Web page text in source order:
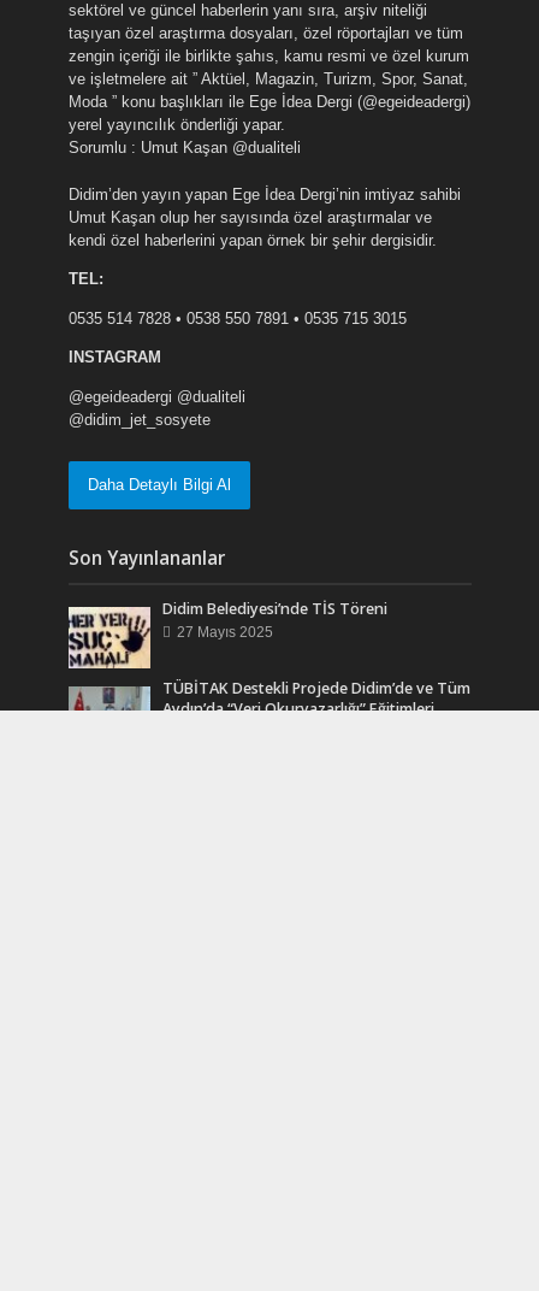
sektörel ve güncel haberlerin yanı sıra, arşiv niteliği
taşıyan özel araştırma dosyaları, özel röportajları ve tüm
zengin içeriği ile birlikte şahıs, kamu resmi ve özel kurum
ve işletmelere ait ” Aktüel, Magazin, Turizm, Spor, Sanat,
Moda ” konu başlıkları ile Ege İdea Dergi (@egeideadergi)
yerel yayıncılık önderliği yapar.
Sorumlu : Umut Kaşan @dualiteli
Didim’den yayın yapan Ege İdea Dergi’nin imtiyaz sahibi
Umut Kaşan olup her sayısında özel araştırmalar ve
kendi özel haberlerini yapan örnek bir şehir dergisidir.
TEL:
0535 514 7828 • 0538 550 7891 • 0535 715 3015
INSTAGRAM
@egeideadergi @dualiteli
@didim_jet_sosyete
Daha Detaylı Bilgi Al
Son Yayınlananlar
Didim Belediyesi’nde TİS Töreni
27 Mayıs 2025
TÜBİTAK Destekli Projede Didim’de ve Tüm
Aydın’da “Veri Okuryazarlığı” Eğitimleri